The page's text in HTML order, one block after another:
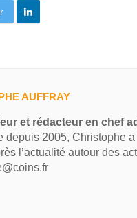
AUFFRAY
et rédacteur en chef
depuis 2005, Christophe
l’actualité autour des